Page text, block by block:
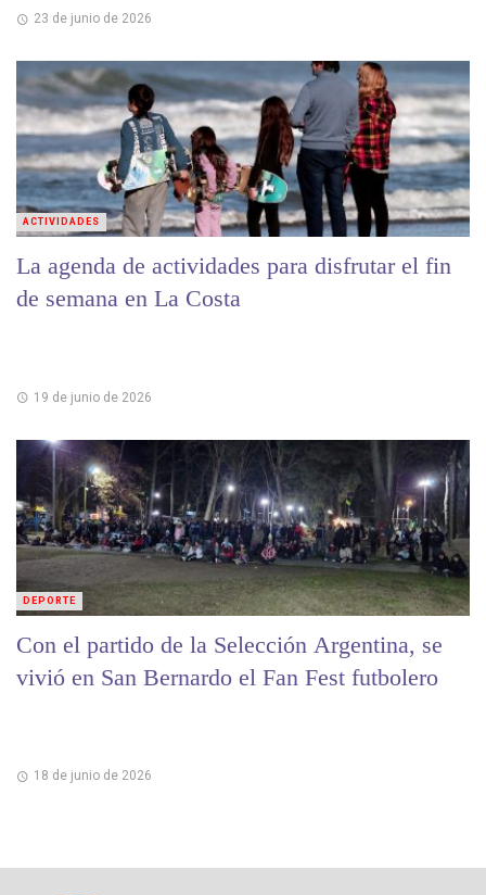
23 de junio de 2026
La agenda de actividades para disfrutar el fin
de semana en La Costa
19 de junio de 2026
ACTIVIDADES
Con el partido de la Selección Argentina, se
vivió en San Bernardo el Fan Fest futbolero
18 de junio de 2026
DEPORTE